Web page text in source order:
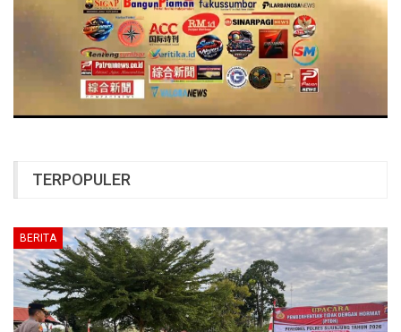
TERPOPULER
BERITA